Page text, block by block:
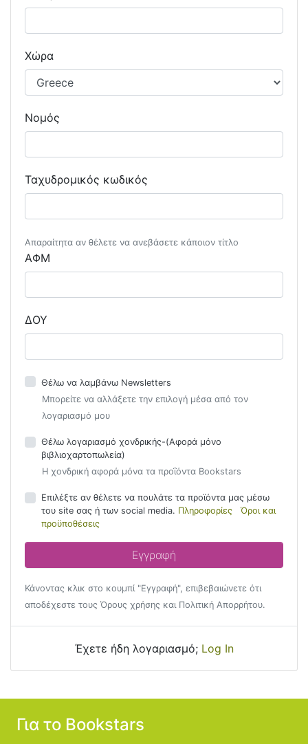
Χώρα
Νομός
Ταχυδρομικός κωδικός
Απαραίτητα αν θέλετε να ανεβάσετε κάποιον τίτλο
ΑΦΜ
ΔΟΥ
Θέλω να λαμβάνω Newsletters
Μπορείτε να αλλάξετε την επιλογή μέσα από τον
λογαριασμό μου
Θέλω λογαριασμό χονδρικής-(Αφορά μόνο
βιβλιοχαρτοπωλεία)
Η χονδρική αφορά μόνα τα προΐόντα Bookstars
Επιλέξτε αν θέλετε να πουλάτε τα προϊόντα μας μέσω
του site σας ή των social media. Πληροφορίες
Όροι και
προϋποθέσεις
Κάνοντας κλικ στο κουμπί "Εγγραφή", επιβεβαιώνετε ότι
αποδέχεστε τους Όρους χρήσης και Πολιτική Απορρήτου.
Έχετε ήδη λογαριασμό; Log In
Για το Bookstars